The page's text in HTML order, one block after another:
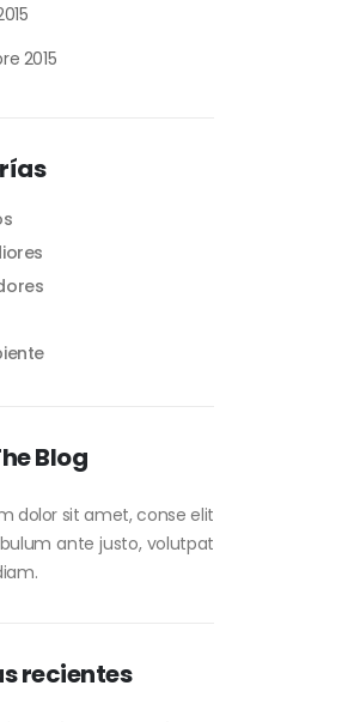
2015
Blog
dolor sit amet, conse elit
ante justo, volutpat
recientes